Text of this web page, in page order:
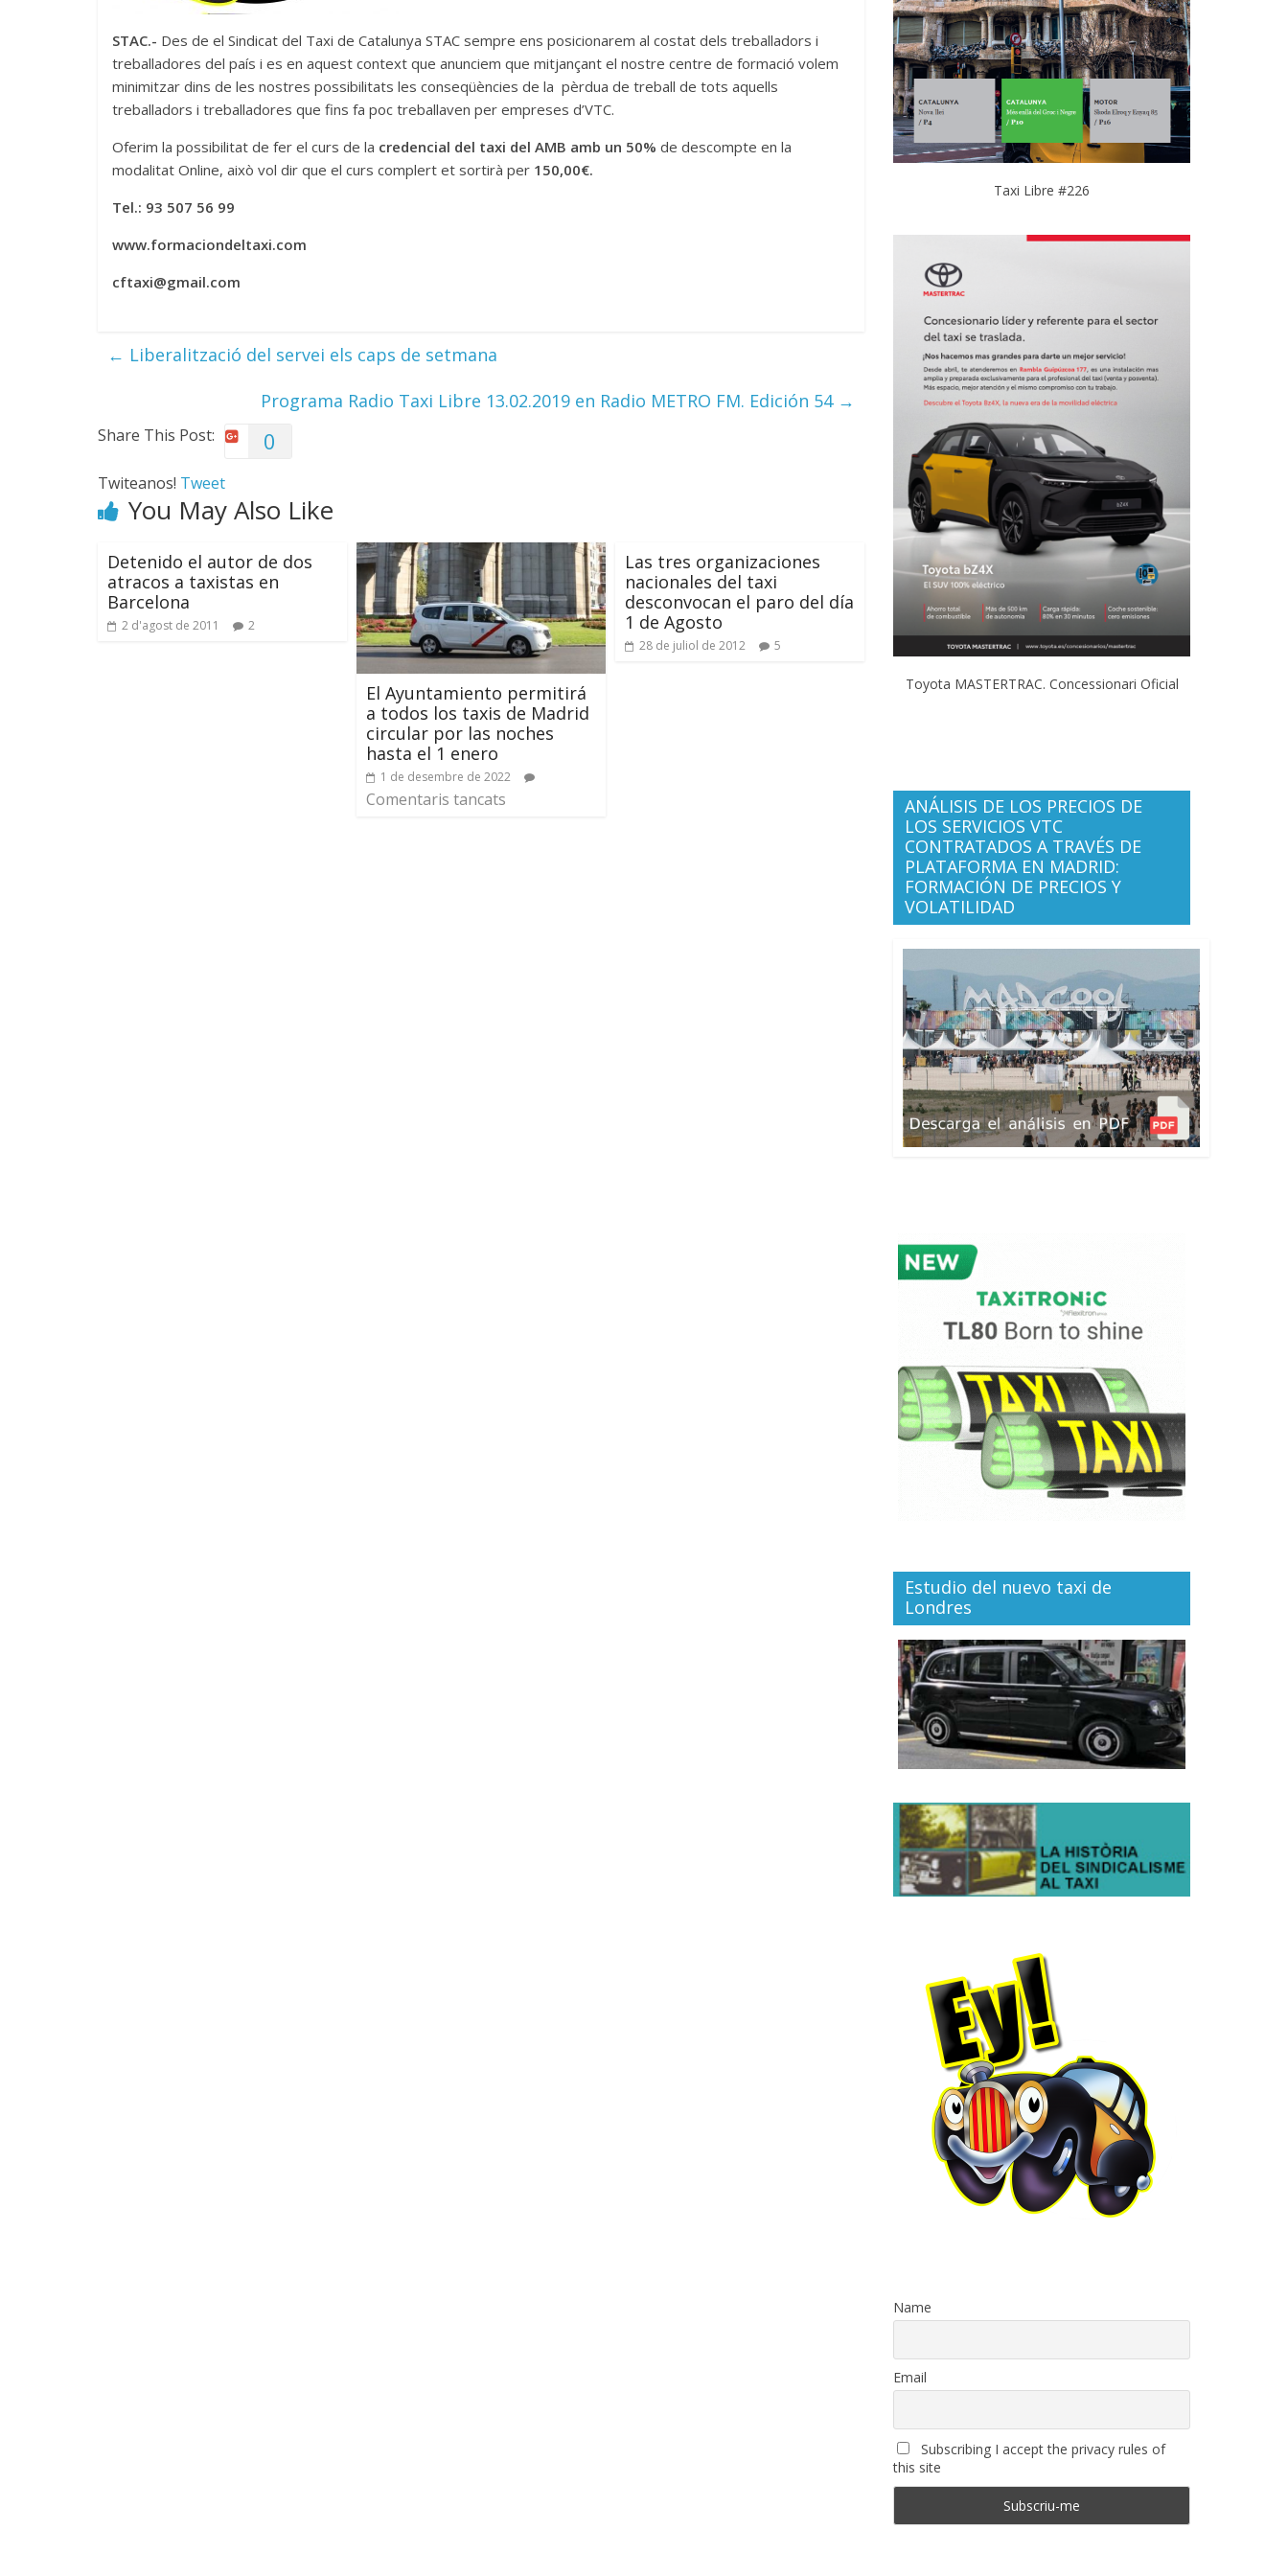
STAC.- Des de el Sindicat del Taxi de Catalunya STAC sempre ens posicionarem al costat dels treballadors i
treballadores del país i es en aquest context que anunciem que mitjançant el nostre centre de formació volem
minimitzar dins de les nostres possibilitats les conseqüències de la pèrdua de treball de tots aquells
treballadors i treballadores que fins fa poc treballaven per empreses d’VTC.
Oferim la possibilitat de fer el curs de la credencial del taxi del AMB amb un 50% de descompte en la
modalitat Online, això vol dir que el curs complert et sortirà per 150,00€.
Tel.: 93 507 56 99
www.formaciondeltaxi.com
cftaxi@gmail.com
← Liberalització del servei els caps de setmana
Programa Radio Taxi Libre 13.02.2019 en Radio METRO FM. Edición 54 →
Share This Post: 0
Twiteanos! Tweet
You May Also Like
Detenido el autor de dos
atracos a taxistas en
Barcelona
2 d'agost de 2011 2
El Ayuntamiento permitirá
a todos los taxis de Madrid
circular por las noches
hasta el 1 enero
1 de desembre de 2022
Comentaris tancats
Las tres organizaciones
nacionales del taxi
desconvocan el paro del día
1 de Agosto
28 de juliol de 2012 5
Taxi Libre #226
Toyota MASTERTRAC. Concessionari Oficial
ANÁLISIS DE LOS PRECIOS DE
LOS SERVICIOS VTC
CONTRATADOS A TRAVÉS DE
PLATAFORMA EN MADRID:
FORMACIÓN DE PRECIOS Y
VOLATILIDAD
Estudio del nuevo taxi de
Londres
Name
Email
Subscribing I accept the privacy rules of
this site